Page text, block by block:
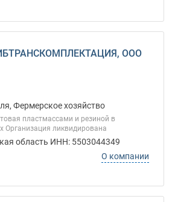
ООО
Фермерское хозяйство
пластмассами и резиной в
Организация ликвидирована
область ИНН: 5503044349
О компании